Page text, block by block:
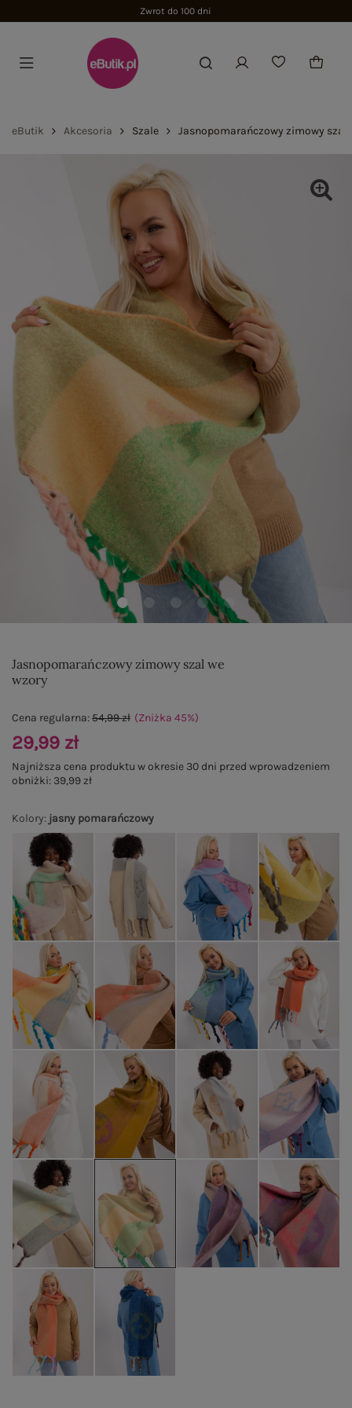
Zwrot do 100 dni
eButik Akcesoria Szale Jasnopomarańczowy zimowy szal
Jasnopomarańczowy zimowy szal we
wzory
Kolory: jasny pomarańczowy
Cena regularna:54,99 zł (Zniżka 45%)
29,99 zł
Najniższa cena produktu w okresie 30 dni przed wprowadzeniem
obniżki: 39,99 zł